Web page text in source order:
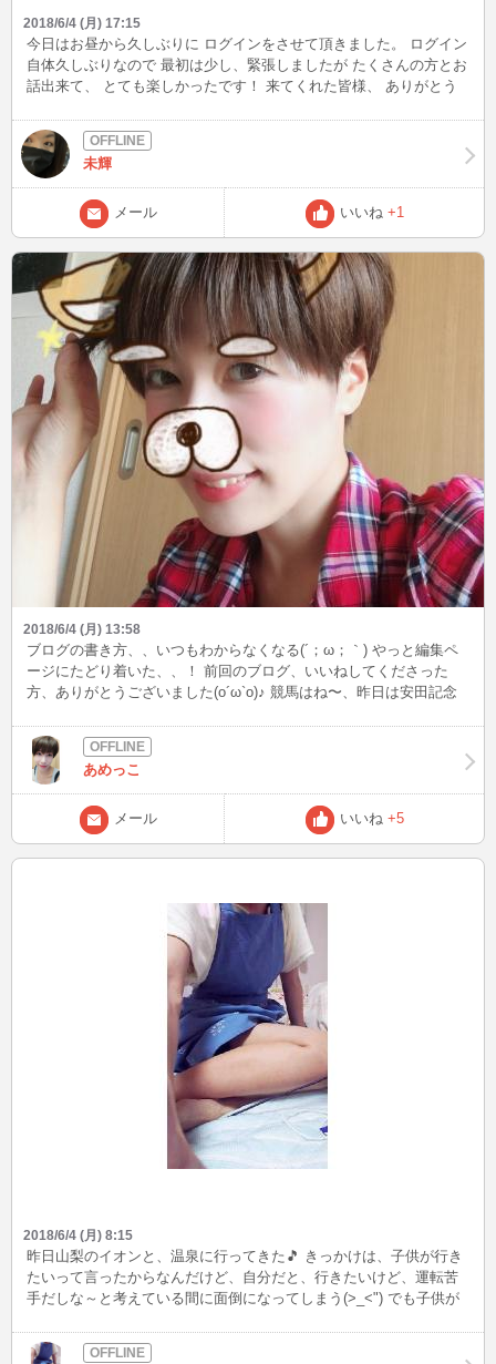
2018/6/4 (月) 17:15
今日はお昼から久しぶりに ログインをさせて頂きました。 ログイン
自体久しぶりなので 最初は少し、緊張しましたが たくさんの方とお
話出来て、 とても楽しかったです！ 来てくれた皆様、 ありがとう
っていますので お時間のある方、ご都合がいい方 たまたま通った
方、誰でも構いません。 ぜひお話をお聞かせください！ 楽しいお話
ができるのを 楽しみにしております。 み。
未輝
メール いいね +1
2018/6/4 (月) 13:58
ブログの書き方、、いつもわからなくなる(´；ω；｀) やっと編集ペ
ージにたどり着いた、、！ 前回のブログ、いいねしてくださった
方、ありがとうございました(o´ω`o)♪ 競馬はね〜、昨日は安田記念
さらに短くなりました！ セルフカットです。 上手でしょ？笑 明日
はウィッグで参戦しようかな〜。 新しいウィッグ楽しみです。
あめっこ
メール いいね +5
2018/6/4 (月) 8:15
昨日山梨のイオンと、温泉に行ってきた🎵 きっかけは、子供が行き
たいって言ったからなんだけど、自分だと、行きたいけど、運転苦
手だしな～と考えている間に面倒になってしまう(>_<") でも子供が
っ)なかなか自分の気持ちを言えない私ですが、たまに落ち込みます
が、自分なりに元気に生きています( 〃▽〃)